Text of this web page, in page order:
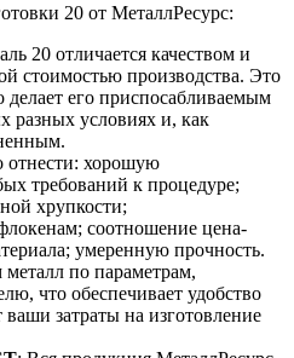
20 от МеталлРесурс:
20 отличается качеством и
стоимостью производства. Это
его приспосабливаемым
разных условиях и, как
отнести: хорошую
требований к процедуре;
хрупкости;
соотношение цена-
умеренную прочность.
по параметрам,
что обеспечивает удобство
затраты на изготовление